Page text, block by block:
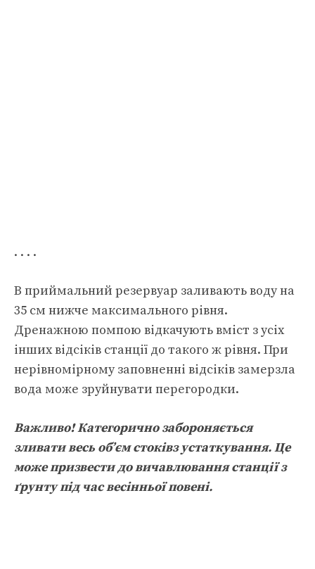
. . . .
В приймальний резервуар заливають воду на
35 см нижче максимального рівня.
Дренажною помпою відкачують вміст з усіх
інших відсіків станції до такого ж рівня. При
нерівномірному заповненні відсіків замерзла
вода може зруйнувати перегородки.
Важливо! Категорично забороняється
зливати весь об’єм стоківз устаткування. Це
може призвести до вичавлювання станції з
ґрунту під час весінньої повені.